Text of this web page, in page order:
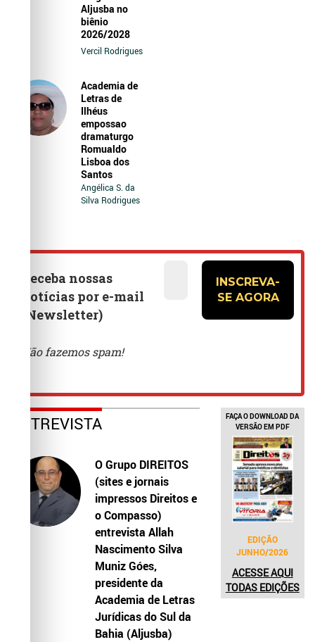
Aljusba no
biênio
2026/2028
Vercil Rodrigues
Academia de
Letras de
Ilhéus
empossao
dramaturgo
Romualdo
Lisboa dos
Santos
Angélica S. da
Silva Rodrigues
ENTREVISTA
O Grupo DIREITOS
(sites e jornais
impressos Direitos e
o Compasso)
entrevista Allah
Nascimento Silva
Muniz Góes,
presidente da
Academia de Letras
Jurídicas do Sul da
Bahia (Aljusba)
FAÇA O DOWNLOAD DA
VERSÃO EM PDF
EDIÇÃO
JUNHO/2026
ACESSE AQUI
TODAS EDIÇÕES